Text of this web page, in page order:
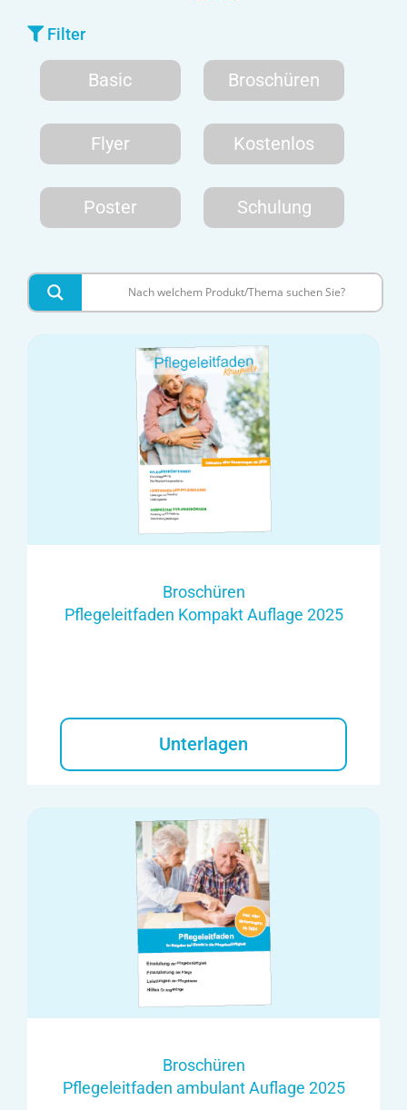
Filter
Basic Broschüren
Flyer Kostenlos
Poster Schulung
Broschüren
Pflegeleitfaden Kompakt Auflage 2025
Unterlagen
Broschüren
Pflegeleitfaden ambulant Auflage 2025